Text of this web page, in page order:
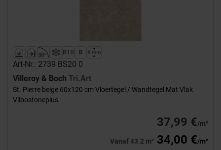
Art-Nr.: 2739 BS20 0
Villeroy & Boch Tri.Art
St. Pierre beige 60x120 cm Vloertegel / Wandtegel Mat Vlak
Vilbostoneplus
37,99 €/m²
Vanaf 43.2 m² 34,00 €/m²